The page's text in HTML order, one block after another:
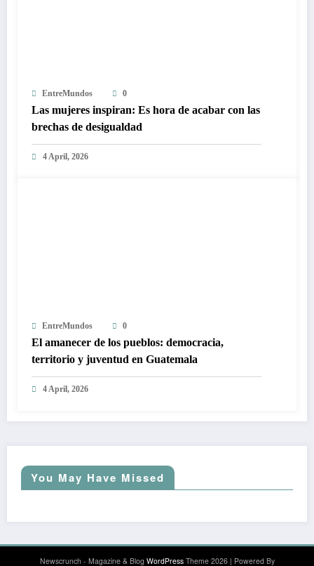
EntreMundos 0
Las mujeres inspiran: Es hora de acabar con las
brechas de desigualdad
4 April, 2026
EntreMundos 0
El amanecer de los pueblos: democracia,
territorio y juventud en Guatemala
4 April, 2026
You May Have Missed
Newscrunch - Magazine & Blog WordPressTheme 2026 | Powered By